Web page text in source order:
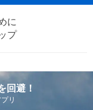
に
プ
回避！
リ